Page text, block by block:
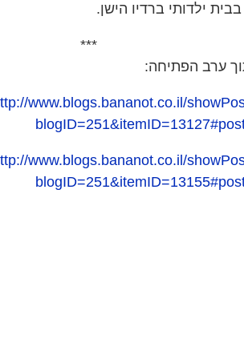
ילדותי ברדיו הישן.
ערב הפתיחה:
www.blogs.bananot.co.il/
www.blogs.bananot.co.il/